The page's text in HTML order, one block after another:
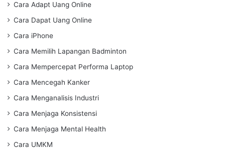
Cara Adapt Uang Online
Cara Dapat Uang Online
Cara iPhone
Cara Memilih Lapangan Badminton
Cara Mempercepat Performa Laptop
Cara Mencegah Kanker
Cara Menganalisis Industri
Cara Menjaga Konsistensi
Cara Menjaga Mental Health
Cara UMKM